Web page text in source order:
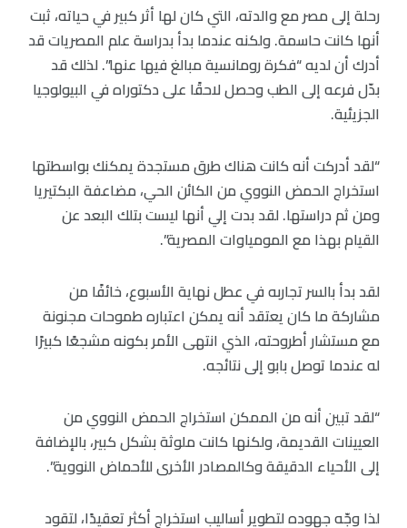
رحلة إلى مصر مع والدته، التي كان لها أثر كبير في حياته، ثبت
أنها كانت حاسمة. ولكنه عندما بدأ بدراسة علم المصريات قد
أدرك أن لديه “فكرة رومانسية مبالغ فيها عنها”. لذلك قد
بدّل فرعه إلى الطب وحصل لاحقًا على دكتوراه في البيولوجيا
الجزيئية.
“لقد أدركت أنه كانت هناك طرق مستجدة يمكنك بواسطتها
استخراج الحمض النووي من الكائن الحي، مضاعفة البكتيريا
ومن ثم دراستها. لقد بدت إلي أنها ليست بتلك البعد عن
القيام بهذا مع المومياوات المصرية”.
لقد بدأ بالسر تجاربه في عطل نهاية الأسبوع، خائفًا من
مشاركة ما كان يعتقد أنه يمكن اعتباره طموحات مجنونة
مع مستشار أطروحته، الذي انتهى الأمر بكونه مشجعًا كبيرًا
له عندما توصل بابو إلى نتائجه.
“لقد تبين أنه من الممكن استخراج الحمض النووي من
العيينات القديمة، ولكنها كانت ملوثة بشكل كبير، بالإضافة
إلى الأحياء الدقيقة وكالمصادر الأخرى للأحماض النووية”.
لذا وجّه جهوده لتطوير أساليب استخراج أكثر تعقيدًا، لتقود